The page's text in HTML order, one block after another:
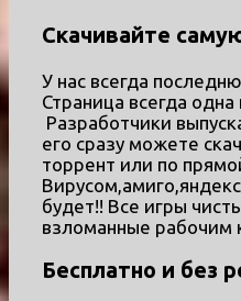
Скачивайте
У нас всегда
Страница всегда одна
Разработчики
его сразу можете
торрент или по
будет!! Все игры
взломанные рабочим
Бесплатно и без